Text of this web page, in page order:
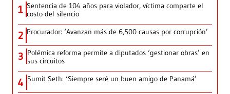
1 Sentencia de 104 años para violador, víctima comparte el
costo del silencio
2 Procurador: ‘Avanzan más de 6,500 causas por corrupción’
3 Polémica reforma permite a diputados ‘gestionar obras’ en
sus circuitos
4 Sumit Seth: ‘Siempre seré un buen amigo de Panamá’